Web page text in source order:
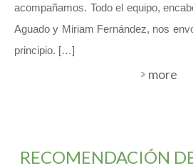
acompañamos. Todo el equipo,
Aguado y Miriam Fernández, nos
principio. […]
more
RECOMENDACIÓN